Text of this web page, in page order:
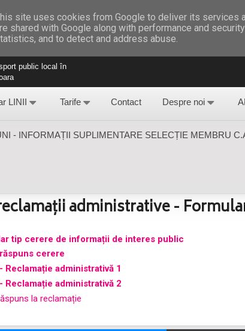
SRL
public local în
LINII Tarife Contact Despre noi
- INFORMAȚII SUPLIMENTARE SELECȚIE MEMBRU
administrative -
tip cerere de informații de interes public
cerere
Reclamație administrativă 1
Reclamație administrativă 2
la reclamație
site uses cookies from Google to deliver its services
shared with Google along with performance and
and to detect and address abuse.